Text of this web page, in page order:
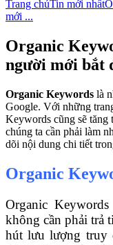
Trang chủTin mới nhất
mới ...
Organic
người mới bắt
Organic Keywords là
Google. Với những
Keywords cũng sẽ tăng
chúng ta cần phải làm
dõi nội dung chi tiết
Organic
Organic
không cần phải trả
hút lưu lượng truy